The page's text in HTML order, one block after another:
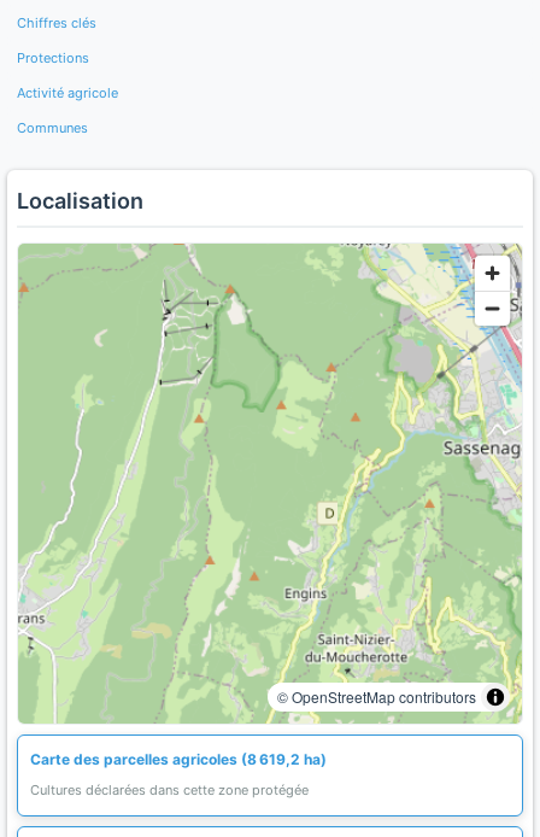
Chiffres clés
Protections
Activité agricole
Communes
Localisation
© OpenStreetMap contributors
Carte des parcelles agricoles (8 619,2 ha)
Cultures déclarées dans cette zone protégée